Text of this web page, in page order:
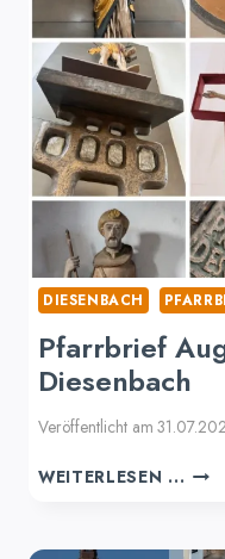
DIESENBACH
Pfarrbrief
Diesenbach
Veröffentlicht am
WEITERLESEN ...